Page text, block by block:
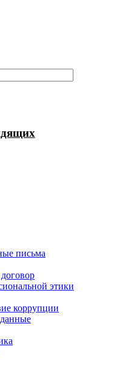
письма
этики
коррупции